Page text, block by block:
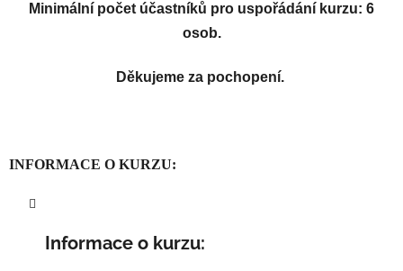
Minimální počet účastníků pro uspořádání kurzu: 6
osob.
Děkujeme za pochopení.
INFORMACE O KURZU:
Informace o kurzu: